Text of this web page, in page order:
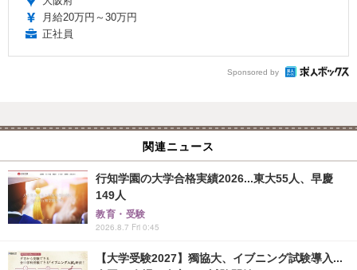
月給20万円～30万円
正社員
Sponsored by
関連ニュース
行知学園の大学合格実績2026...東大55人、早慶
149人
教育・受験
2026.8.7 Fri 0:45
【大学受験2027】獨協大、イブニング試験導入...